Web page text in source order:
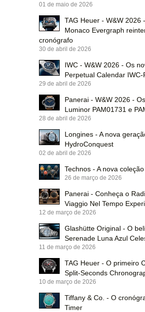
01 de maio de 2026
TAG Heuer - W&W 2026
Monaco Evergraph
cronógrafo
30 de abril de 2026
IWC - W&W 2026 - Os
Perpetual Calendar IWC-
29 de abril de 2026
Panerai - W&W 2026 -
Luminor PAM01731 e
28 de abril de 2026
Longines - A nova
HydroConquest
02 de abril de 2026
Technos - A nova
26 de março de 2026
Panerai - Conheça o
Viaggio Nel Tempo
12 de março de 2026
Glashütte Original - O
Serenade Luna Azul
11 de março de 2026
TAG Heuer - O primeiro
Split-Seconds
10 de março de 2026
Tiffany & Co. - O
Timer